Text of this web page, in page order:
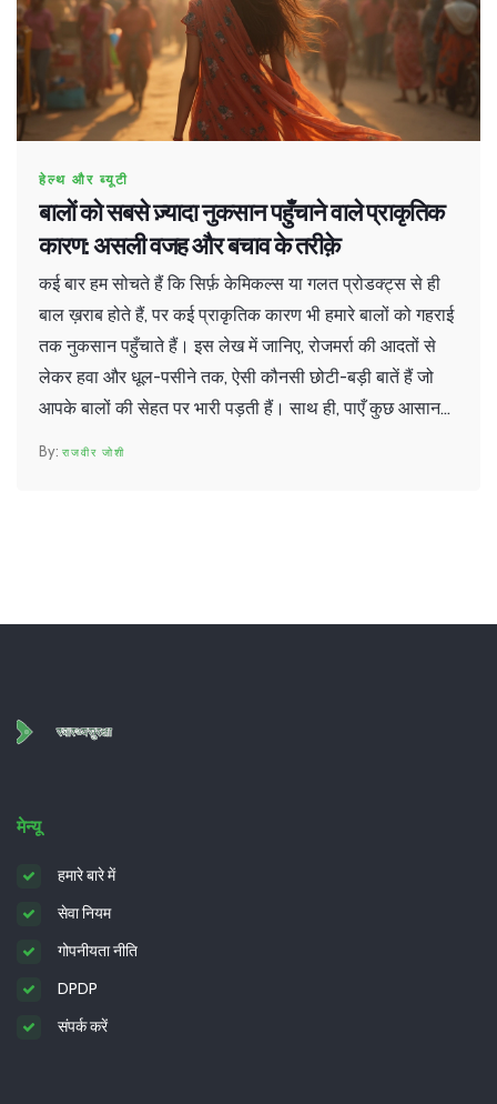
हेल्थ और ब्यूटी
बालों को सबसे ज़्यादा नुकसान पहुँचाने वाले प्राकृतिक
कारण: असली वजह और बचाव के तरीक़े
कई बार हम सोचते हैं कि सिर्फ़ केमिकल्स या गलत प्रोडक्ट्स से ही
बाल ख़राब होते हैं, पर कई प्राकृतिक कारण भी हमारे बालों को गहराई
तक नुकसान पहुँचाते हैं। इस लेख में जानिए, रोजमर्रा की आदतों से
लेकर हवा और धूल-पसीने तक, ऐसी कौनसी छोटी-बड़ी बातें हैं जो
आपके बालों की सेहत पर भारी पड़ती हैं। साथ ही, पाएँ कुछ आसान
राजवीर जोशी
मेन्यू
हमारे बारे में
सेवा नियम
गोपनीयता नीति
DPDP
संपर्क करें